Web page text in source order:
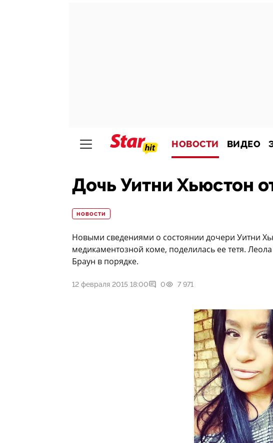
НОВОСТИ ВИДЕО
Дочь Уитни Хьюстон
НОВОСТИ
Новыми сведениями о состоянии дочери Уитни
медикаментозной коме, поделилась ее тетя.
Браун в порядке.
12 февраля 2015 18:00 0 7 971